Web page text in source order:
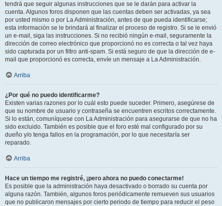
tendrá que seguir algunas instrucciones que se le darán para activar la
cuenta. Algunos foros disponen que las cuentas deben ser activadas, ya sea
por usted mismo o por La Administración, antes de que pueda identificarse;
esta información se le brindará al finalizar el proceso de registro. Si se le envió
un e-mail, siga las instrucciones. Si no recibió ningún e-mail, seguramente la
dirección de correo electrónico que proporcionó no es correcta o tal vez haya
sido capturada por un filtro anti-spam. Si está seguro de que la dirección de e-
mail que proporcionó es correcta, envíe un mensaje a La Administración.
Arriba
¿Por qué no puedo identificarme?
Existen varias razones por lo cuál esto puede suceder. Primero, asegúrese de
que su nombre de usuario y contraseña se encuentren escritos correctamente.
Si lo están, comuníquese con La Administración para asegurarse de que no ha
sido excluido. También es posible que el foro esté mal configurado por su
dueño y/o tenga fallos en la programación, por lo que necesitaría ser
reparado.
Arriba
Hace un tiempo me registré, ¡pero ahora no puedo conectarme!
Es posible que la administración haya desactivado o borrado su cuenta por
alguna razón. También, algunos foros periódicamente remueven sus usuarios
que no publicaron mensajes por cierto periodo de tiempo para reducir el peso